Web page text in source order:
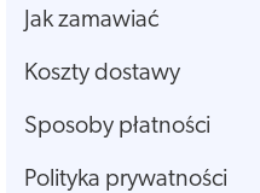
Jak zamawiać
Koszty dostawy
Sposoby płatności
Polityka prywatności